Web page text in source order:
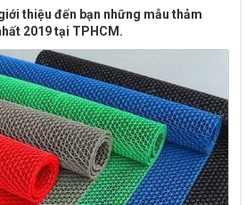
thiệu đến bạn những mẫu thảm
2019 tại TPHCM.